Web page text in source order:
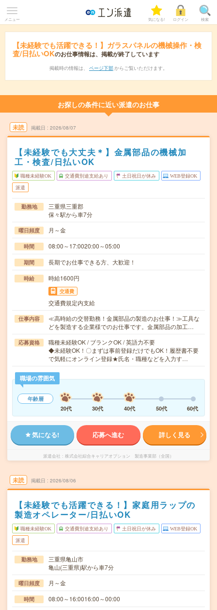
メニュー 気になる! ログイン 検索
【未経験でも活躍できる！】ガラスパネルの機械操作・検
査/日払いOKのお仕事情報は、掲載が終了しています
掲載時の情報は、 ページ下部 からご覧いただけます。
お探しの条件に近い派遣のお仕事
未読 掲載日 2026/08/07
【未経験でも大丈夫＊】金属部品の機械加
工・検査/日払いOK
職種未経験OK 交通費別途支給あり 土日祝日が休み WEB登録OK
派遣
勤務地
三重県三重郡
保々駅から車7分
曜日頻度 月～金
時間 08:00～17:0020:00～05:00
期間 長期でお仕事できる方、大歓迎！
時給 時給1600円
交通費
交通費規定内支給
仕事内容
≪高時給の交替勤務！金属部品の製造のお仕事！≫工具な
どを製造する企業様でのお仕事です。金属部品の加工…
応募資格
職種未経験OK / ブランクOK / 英語力不要
◆未経験OK！〇まずは事前登録だけでもOK！履歴書不要
で気軽にオンライン登録★氏名・職種などを入力す…
職場の雰囲気
年齢層
20代
30代 40代 50代 60代
気になる! 応募へ進む 詳しく見る
派遣会社 株式会社綜合キャリアオプション 製造事業部（全国）
未読 掲載日 2026/08/06
【未経験でも活躍できる！】家庭用ラップの
製造オペレーター/日払いOK
職種未経験OK 交通費別途支給あり 土日祝日が休み WEB登録OK
派遣
勤務地
三重県亀山市
亀山(三重県)駅から車7分
曜日頻度 月～金
時間 08:00～16:0016:00～00:00